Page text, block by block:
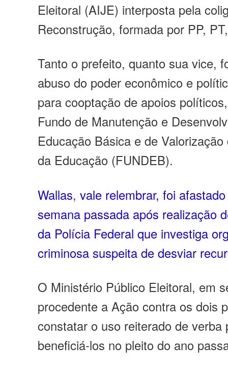
Eleitoral (AIJE) interposta pela
Reconstrução, formada por PP,
Tanto o prefeito, quanto sua vice,
abuso do poder econômico e
para cooptação de apoios
Fundo de Manutenção e
Educação Básica e de
da Educação (FUNDEB).
Wallas,vale relembrar, foi
semana passada após realização
da Polícia Federal que investiga
criminosa suspeita de desviar
O Ministério Público Eleitoral, em
procedente a Ação contra os dois
constatar o uso reiterado de verba
beneficiá-los no pleito do ano